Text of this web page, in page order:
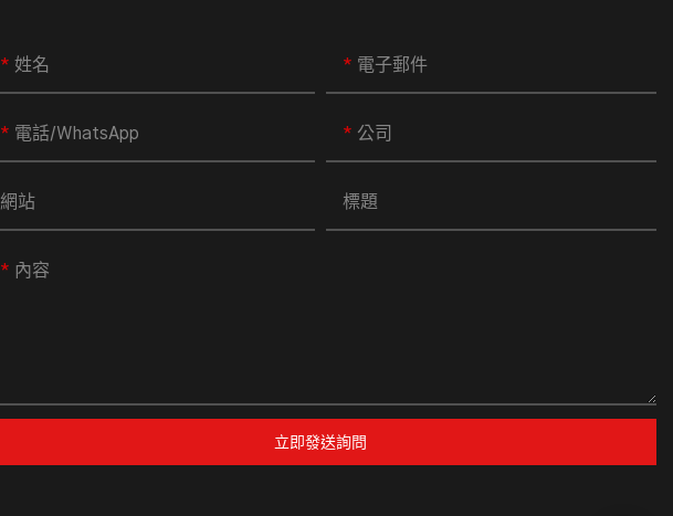
姓名 電子郵件
電話/WhatsApp 公司
網站 標題
內容
立即發送詢問